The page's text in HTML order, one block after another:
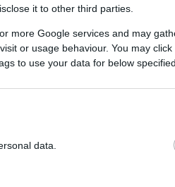
it to other third parties.
more Google services and may
or usage behaviour. You may
to use your data for below
data.
οικονομία καθώς
θα μπορεί να
πετρέλαιο.
αλλά μετά την
έχουν «χάσει» τα